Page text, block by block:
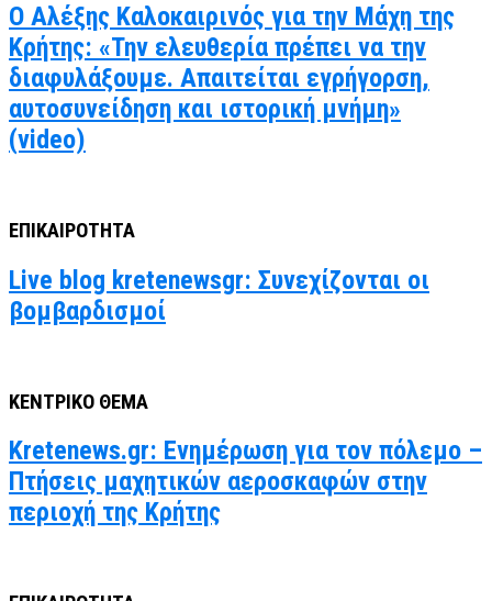
Ο Αλέξης Καλοκαιρινός για την Μάχη της
Κρήτης: «Την ελευθερία πρέπει να την
διαφυλάξουμε. Απαιτείται εγρήγορση,
αυτοσυνείδηση και ιστορική μνήμη»
(video)
ΕΠΙΚΑΙΡΟΤΗΤΑ
Live blog kretenewsgr: Συνεχίζονται οι
βομβαρδισμοί
ΚΕΝΤΡΙΚΟ ΘΕΜΑ
Kretenews.gr: Ενημέρωση για τον πόλεμο –
Πτήσεις μαχητικών αεροσκαφών στην
περιοχή της Κρήτης